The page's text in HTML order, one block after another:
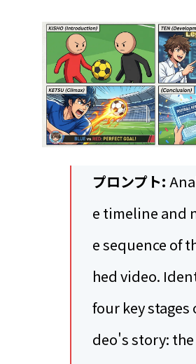
プロンプト:
e timeline and
e sequence of
hed video.
four key stages
deo's story: